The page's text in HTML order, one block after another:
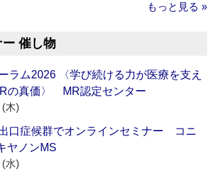
もっと見る »
催し物
ラム2026 〈学び続ける力が医療を支え
の真価〉 MR認定センター
木)
口症候群でオンラインセミナー コニ
ヤノンMS
水)